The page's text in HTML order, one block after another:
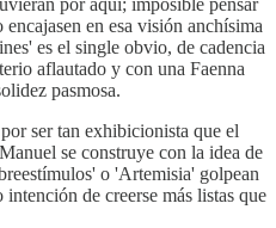
en esa visión anchísima
es el single obvio, de cadencia
aflautado y con una Faenna
pasmosa.
ser tan exhibicionista que el
se construye con la idea de
o 'Artemisia' golpean
de creerse más listas que